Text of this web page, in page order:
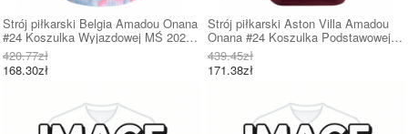
Strój piłkarski Belgia Amadou Onana
#24 Koszulka Wyjazdowej MŚ 2026
Krótki Rękaw
420.77zł
168.30zł
Strój piłkarski Aston Villa Amadou
Onana #24 Koszulka Podstawowej
2026-27 Krótki Rękaw
439.45zł
171.38zł